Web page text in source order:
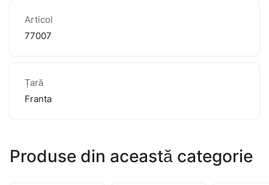
Articol
77007
Țară
Franta
Produse din această categorie